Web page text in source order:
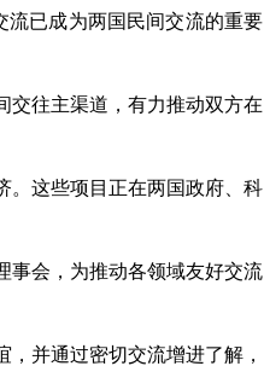
流已成为两国民间交流的重要
交往主渠道，有力推动双方在
。这些项目正在两国政府、科
事会，为推动各领域友好交流
并通过密切交流增进了解，